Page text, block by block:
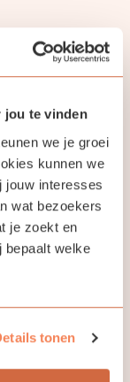
jou te vinden
we je groei
kunnen we
jouw interesses
wat bezoekers
je zoekt en
bepaalt welke
tonen